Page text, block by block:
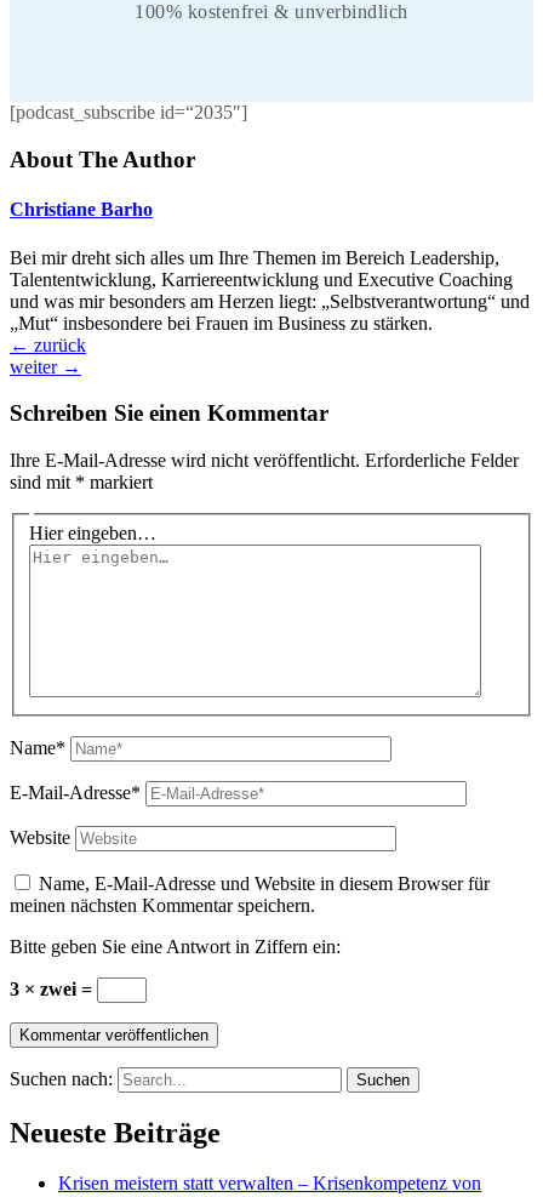
100% kostenfrei & unverbindlich
[podcast_subscribe id=“2035″]
About The Author
Christiane Barho
Bei mir dreht sich alles um Ihre Themen im Bereich Leadership,
Talententwicklung, Karriereentwicklung und Executive Coaching
und was mir besonders am Herzen liegt: „Selbstverantwortung“ und
„Mut“ insbesondere bei Frauen im Business zu stärken.
← zurück
weiter →
Schreiben Sie einen Kommentar
Ihre E-Mail-Adresse wird nicht veröffentlicht. Erforderliche Felder
sind mit * markiert
Hier eingeben…
Name*
E-Mail-Adresse*
Website
Name, E-Mail-Adresse und Website in diesem Browser für
meinen nächsten Kommentar speichern.
Bitte geben Sie eine Antwort in Ziffern ein:
3 × zwei =
Suchen nach:
Neueste Beiträge
Krisen meistern statt verwalten – Krisenkompetenz von